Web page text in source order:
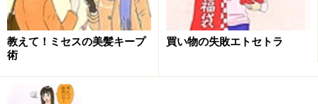
ぎのかば焼き1串（スーパーで売っている安いので
OK）をみりん、砂糖、しょうゆで味付けし、一口大
とミョウガでトッピング。簡単なのにインパクト有
り！ 喜ばれます。（40代 専業主婦）
教えて！ミセスの美髪キープ
術
買い物の失敗エトセトラ